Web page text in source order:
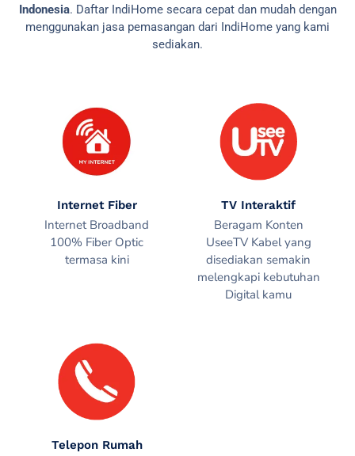
Indonesia. Daftar IndiHome secara cepat dan mudah dengan
menggunakan jasa pemasangan dari IndiHome yang kami
sediakan.
Internet Fiber
Internet Broadband
100% Fiber Optic
termasa kini
TV Interaktif
Beragam Konten
UseeTV Kabel yang
disediakan semakin
melengkapi kebutuhan
Digital kamu
Telepon Rumah